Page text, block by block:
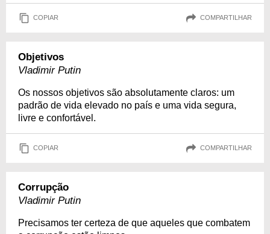
COPIAR COMPARTILHAR
Objetivos
Vladimir Putin
Os nossos objetivos são absolutamente claros: um
padrão de vida elevado no país e uma vida segura,
livre e confortável.
COPIAR COMPARTILHAR
Corrupção
Vladimir Putin
Precisamos ter certeza de que aqueles que combatem